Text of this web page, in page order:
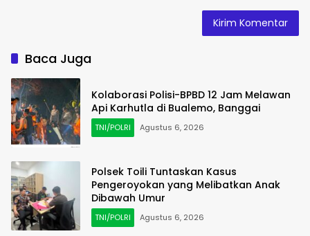
Baca Juga
Kolaborasi Polisi-BPBD 12 Jam Melawan
Api Karhutla di Bualemo, Banggai
TNI/POLRI Agustus 6, 2026
Polsek Toili Tuntaskan Kasus
Pengeroyokan yang Melibatkan Anak
Dibawah Umur
TNI/POLRI Agustus 6, 2026